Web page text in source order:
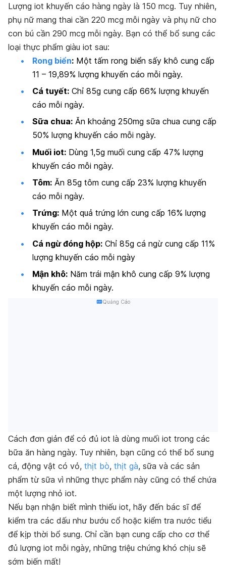
Lượng iot khuyến cáo hàng ngày là 150 mcg. Tuy nhiên,
phụ nữ mang thai cần 220 mcg mỗi ngày và phụ nữ cho
con bú cần 290 mcg mỗi ngày. Bạn có thể bổ sung các
loại thực phẩm giàu iot sau:
Rong biển: Một tấm rong biển sấy khô cung cấp
11 – 19,89% lượng khuyến cáo mỗi ngày.
Cá tuyết: Chỉ 85g cung cấp 66% lượng khuyến
cáo mỗi ngày.
Sữa chua: Ăn khoảng 250mg sữa chua cung cấp
50% lượng khuyến cáo mỗi ngày.
Muối iot: Dùng 1,5g muối cung cấp 47% lượng
khuyến cáo mỗi ngày.
Tôm: Ăn 85g tôm cung cấp 23% lượng khuyến
cáo mỗi ngày.
Trứng: Một quả trứng lớn cung cấp 16% lượng
khuyến cáo mỗi ngày.
Cá ngừ đóng hộp: Chỉ 85g cá ngừ cung cấp 11%
lượng khuyến cáo mỗi ngày
Mận khô: Năm trái mận khô cung cấp 9% lượng
khuyến cáo mỗi ngày.
Quảng Cáo
Cách đơn giản để có đủ iot là dùng muối iot trong các
bữa ăn hàng ngày. Tuy nhiên, bạn cũng có thể bổ sung
cá, động vật có vỏ, thịt bò, thịt gà, sữa và các sản
phẩm từ sữa vì những thực phẩm này cũng có thể chứa
một lượng nhỏ iot.
Nếu bạn nhận biết mình thiếu iot, hãy đến ​​bác sĩ để
kiểm tra các dấu như bướu cổ hoặc kiểm tra nước tiểu
để kịp thời bổ sung. Chỉ cần bạn cung cấp cho cơ thể
đủ lượng iot mỗi ngày, những triệu chứng khó chịu sẽ
sớm biến mất!